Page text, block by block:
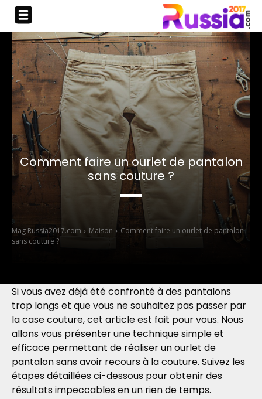
Comment faire un ourlet de pantalon
sans couture ?
Mag Russia2017.com Maison
Comment faire un ourlet de pantalon
sans couture ?
Si vous avez déjà été confronté à des pantalons
trop longs et que vous ne souhaitez pas passer par
la case couture, cet article est fait pour vous. Nous
allons vous présenter une technique simple et
efficace permettant de réaliser un ourlet de
pantalon sans avoir recours à la couture. Suivez les
étapes détaillées ci-dessous pour obtenir des
résultats impeccables en un rien de temps.